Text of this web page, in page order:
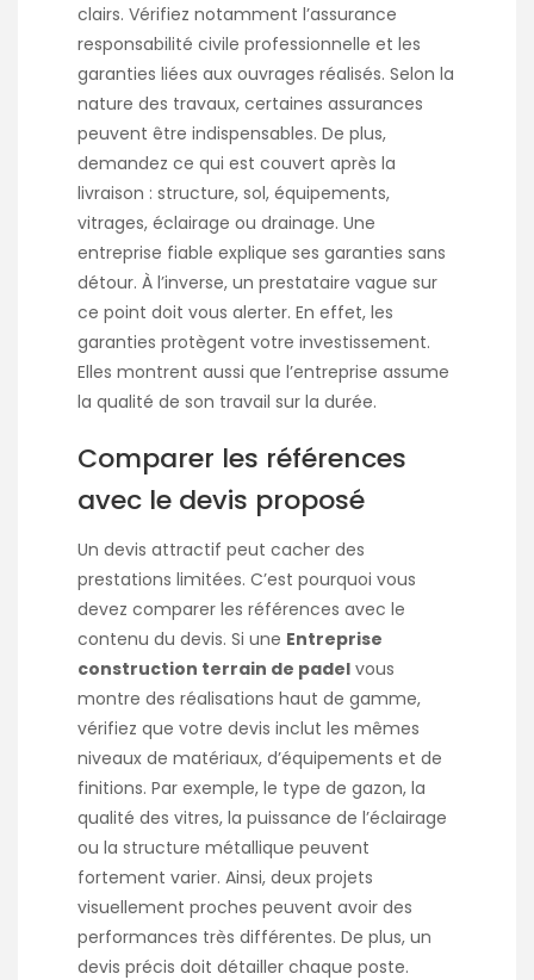
clairs. Vérifiez notamment l’assurance
responsabilité civile professionnelle et les
garanties liées aux ouvrages réalisés. Selon la
nature des travaux, certaines assurances
peuvent être indispensables. De plus,
demandez ce qui est couvert après la
livraison : structure, sol, équipements,
vitrages, éclairage ou drainage. Une
entreprise fiable explique ses garanties sans
détour. À l’inverse, un prestataire vague sur
ce point doit vous alerter. En effet, les
garanties protègent votre investissement.
Elles montrent aussi que l’entreprise assume
la qualité de son travail sur la durée.
Comparer les références
avec le devis proposé
Un devis attractif peut cacher des
prestations limitées. C’est pourquoi vous
devez comparer les références avec le
contenu du devis. Si une Entreprise
construction terrain de padel vous
montre des réalisations haut de gamme,
vérifiez que votre devis inclut les mêmes
niveaux de matériaux, d’équipements et de
finitions. Par exemple, le type de gazon, la
qualité des vitres, la puissance de l’éclairage
ou la structure métallique peuvent
fortement varier. Ainsi, deux projets
visuellement proches peuvent avoir des
performances très différentes. De plus, un
devis précis doit détailler chaque poste.